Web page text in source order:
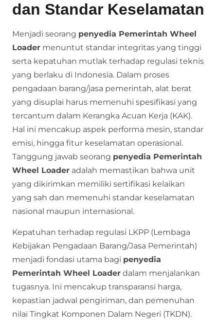
dan Standar Keselamatan
Menjadi seorang penyedia Pemerintah Wheel
Loader menuntut standar integritas yang tinggi
serta kepatuhan mutlak terhadap regulasi teknis
yang berlaku di Indonesia. Dalam proses
pengadaan barang/jasa pemerintah, alat berat
yang disuplai harus memenuhi spesifikasi yang
tercantum dalam Kerangka Acuan Kerja (KAK).
Hal ini mencakup aspek performa mesin, standar
emisi, hingga fitur keselamatan operasional.
Tanggung jawab seorang penyedia Pemerintah
Wheel Loader adalah memastikan bahwa unit
yang dikirimkan memiliki sertifikasi kelaikan
yang sah dan memenuhi standar keselamatan
nasional maupun internasional.
Kepatuhan terhadap regulasi LKPP (Lembaga
Kebijakan Pengadaan Barang/Jasa Pemerintah)
menjadi fondasi utama bagi penyedia
Pemerintah Wheel Loader dalam menjalankan
tugasnya. Ini mencakup transparansi harga,
kepastian jadwal pengiriman, dan pemenuhan
nilai Tingkat Komponen Dalam Negeri (TKDN).